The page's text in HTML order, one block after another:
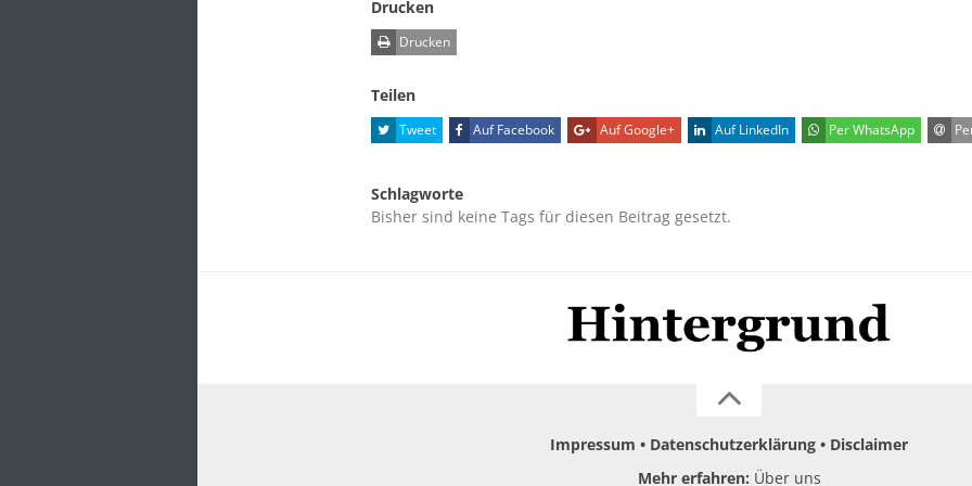
Drucken
Drucken
Teilen
Tweet Auf Facebook Auf Google+ Auf LinkedIn Per WhatsApp
Schlagworte
Bisher sind keine Tags für diesen Beitrag gesetzt.
Impressum Datenschutzerklärung
Disclaimer
Mehr erfahren: Über uns